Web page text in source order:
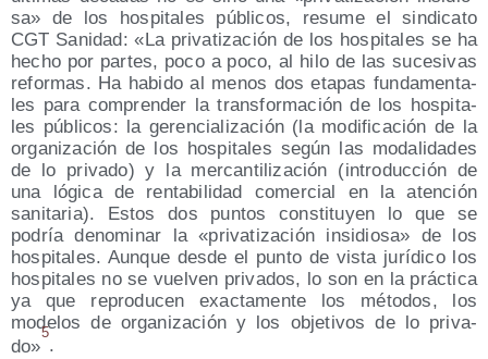
sa» de los hos­pi­ta­les públi­cos, resu­me el sin­di­ca­to
CGT Sani­dad: «La pri­va­ti­za­ción de los hos­pi­ta­les se ha
hecho por par­tes, poco a poco, al hilo de las suce­si­vas
refor­mas. Ha habi­do al menos dos eta­pas fun­da­men­ta­
les para com­pren­der la trans­for­ma­ción de los hos­pi­ta­
les públi­cos: la geren­cia­li­za­ción (la modi­fi­ca­ción de la
orga­ni­za­ción de los hos­pi­ta­les según las moda­li­da­des
de lo pri­va­do) y la mer­can­ti­li­za­ción (intro­duc­ción de
una lógi­ca de ren­ta­bi­li­dad comer­cial en la aten­ción
sani­ta­ria). Estos dos pun­tos cons­ti­tu­yen lo que se
podría deno­mi­nar la «pri­va­ti­za­ción insi­dio­sa» de los
hos­pi­ta­les. Aun­que des­de el pun­to de vis­ta jurí­di­co los
hos­pi­ta­les no se vuel­ven pri­va­dos, lo son en la prác­ti­ca
ya que repro­du­cen exac­ta­men­te los méto­dos, los
mode­los de orga­ni­za­ción y los obje­ti­vos de lo pri­va­
do»
5
.